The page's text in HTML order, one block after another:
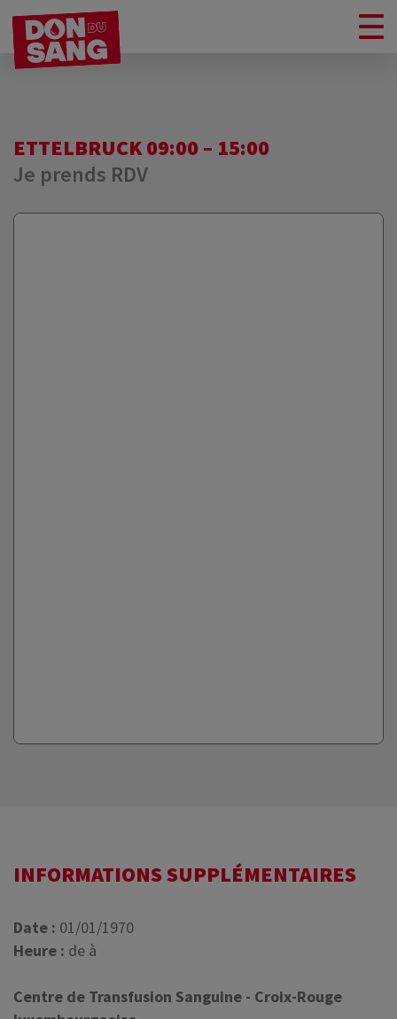
ETTELBRUCK 09:00 – 15:00
Je prends RDV
INFORMATIONS SUPPLÉMENTAIRES
Date : 01/01/1970
Heure : de à
Centre de Transfusion Sanguine - Croix-Rouge